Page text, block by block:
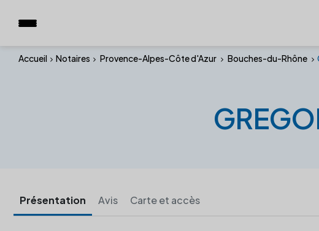
Accueil Notaires Provence-Alpes-Côte d'Azur Bouches-du-Rhône
Présentation Avis Carte et accès